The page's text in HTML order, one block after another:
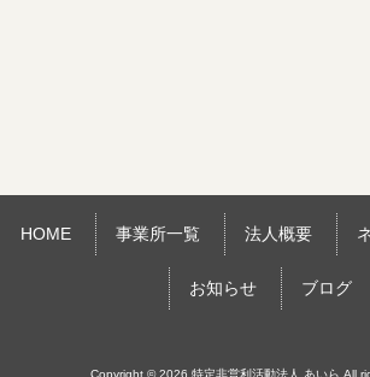
HOME 事業所一覧 法人概要
お知らせ ブログ
Copyright © 2026 特定非営利活動法人 あいら All